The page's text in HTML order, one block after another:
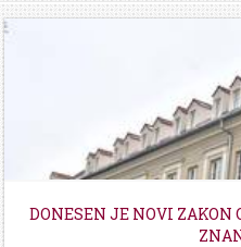
DONESEN JE NOVI ZAKON